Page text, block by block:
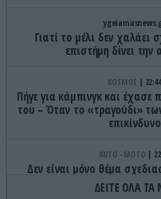
Γιατί το μέλι δεν χαλάει
επιστήμη δίνει
ΚΟΣΜΟΣ 22:44
Πήγε για κάμπινγκ και έχασε
του – Όταν το «τραγούδι» των
επικίνδυνο
AUTO - MOTO
Δεν είναι μόνο θέμα
πίσω φώτα των
χρώμα
ΔΕΙΤΕ ΟΛΑ ΤΑ